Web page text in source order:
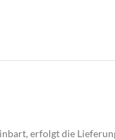
erfolgt die